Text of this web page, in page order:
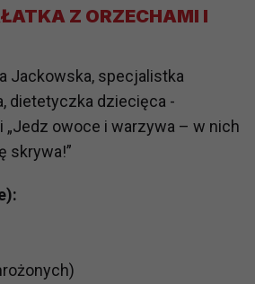
Z ORZECHAMI I
Jackowska, specjalistka
dietetyczka dziecięca -
„Jedz owoce i warzywa – w nich
skrywa!”